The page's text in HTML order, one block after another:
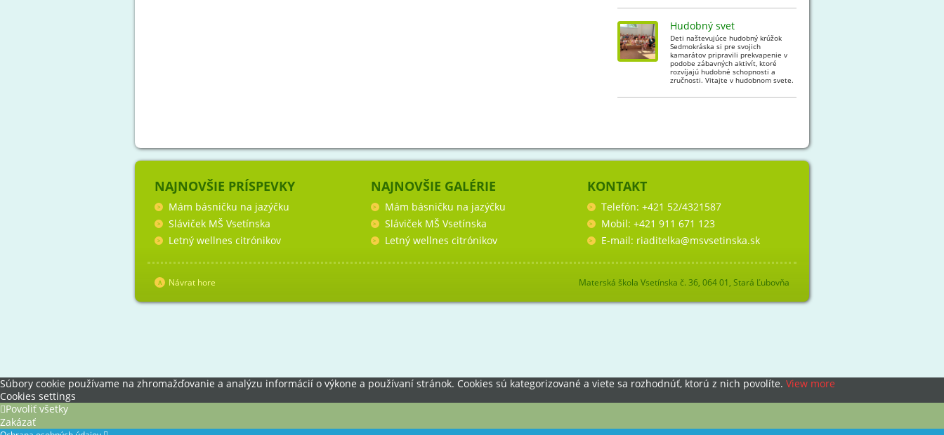
Hudobný svet
Deti naštevujúce hudobný krúžok
Sedmokráska si pre svojich
kamarátov pripravili prekvapenie v
podobe zábavných aktivít, ktoré
rozvíjajú hudobné schopnosti a
zručnosti. Vitajte v hudobnom svete.
NAJNOVŠIE PRÍSPEVKY
Mám básničku na jazýčku
Sláviček MŠ Vsetínska
Letný wellnes citrónikov
NAJNOVŠIE GALÉRIE
Mám básničku na jazýčku
Sláviček MŠ Vsetínska
Letný wellnes citrónikov
KONTAKT
Telefón: +421 52/4321587
Mobil: +421 911 671 123
E-mail: riaditelka@msvsetinska.sk
Materská škola Vsetínska č. 36, 064 01, Stará Ľubovňa
Návrat hore
Súbory cookie používame na zhromažďovanie a analýzu informácií o výkone a používaní stránok. Cookies sú kategorizované a viete sa rozhodnúť, ktorú z nich povolíte. View more
Cookies settings
Povoliť všetky
Zakázať